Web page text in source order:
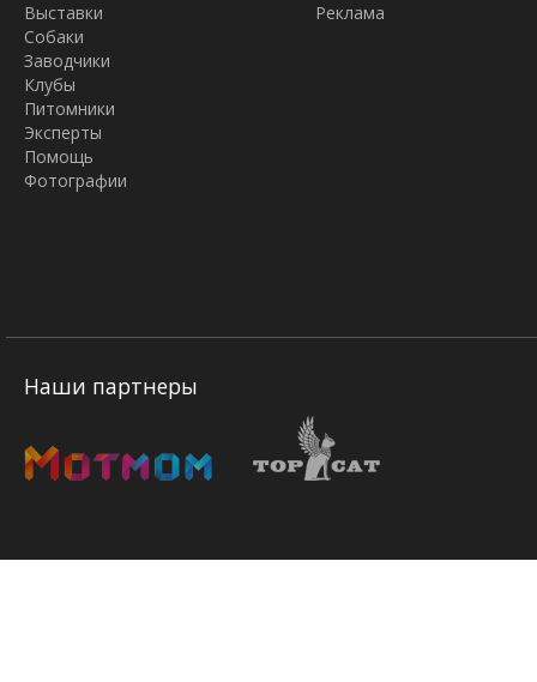
Выставки
Собаки
Заводчики
Клубы
Питомники
Эксперты
Помощь
Фотографии
Реклама
Наши партнеры